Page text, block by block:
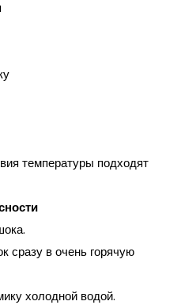
температуры подходят
сразу в очень горячую
холодной водой.